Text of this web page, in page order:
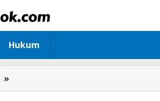
Hukum
»
Ronny